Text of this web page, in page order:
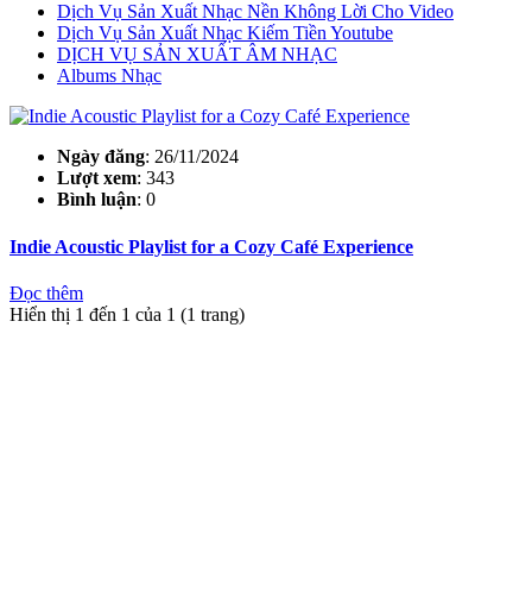
Dịch Vụ Sản Xuất Nhạc Nền Không Lời Cho Video
Dịch Vụ Sản Xuất Nhạc Kiếm Tiền Youtube
DỊCH VỤ SẢN XUẤT ÂM NHẠC
Albums Nhạc
Ngày đăng: 26/11/2024
Lượt xem: 343
Bình luận: 0
Indie Acoustic Playlist for a Cozy Café Experience
Đọc thêm
Hiển thị 1 đến 1 của 1 (1 trang)